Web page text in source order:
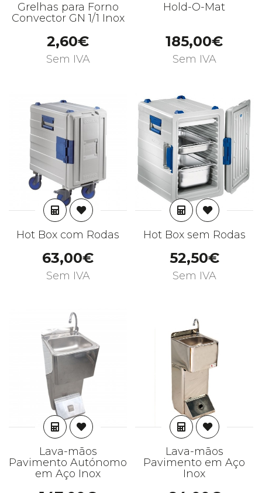
Grelhas para Forno
Convector GN 1/1 Inox
2,60€
Sem IVA
Hold-O-Mat
185,00€
Sem IVA
ADICIONAR
Hot Box com Rodas
63,00€
Sem IVA
ADICIONAR
Hot Box sem Rodas
52,50€
Sem IVA
ADICIONAR
Lava-mãos
Pavimento Autónomo
em Aço Inox
ADICIONAR
Lava-mãos
Pavimento em Aço
Inox